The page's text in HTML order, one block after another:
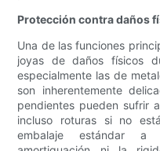
Protección contra daños
Una de las funciones
joyas de daños físicos
especialmente las de
son inherentemente
pendientes pueden sufrir
incluso roturas si no
embalaje estándar a